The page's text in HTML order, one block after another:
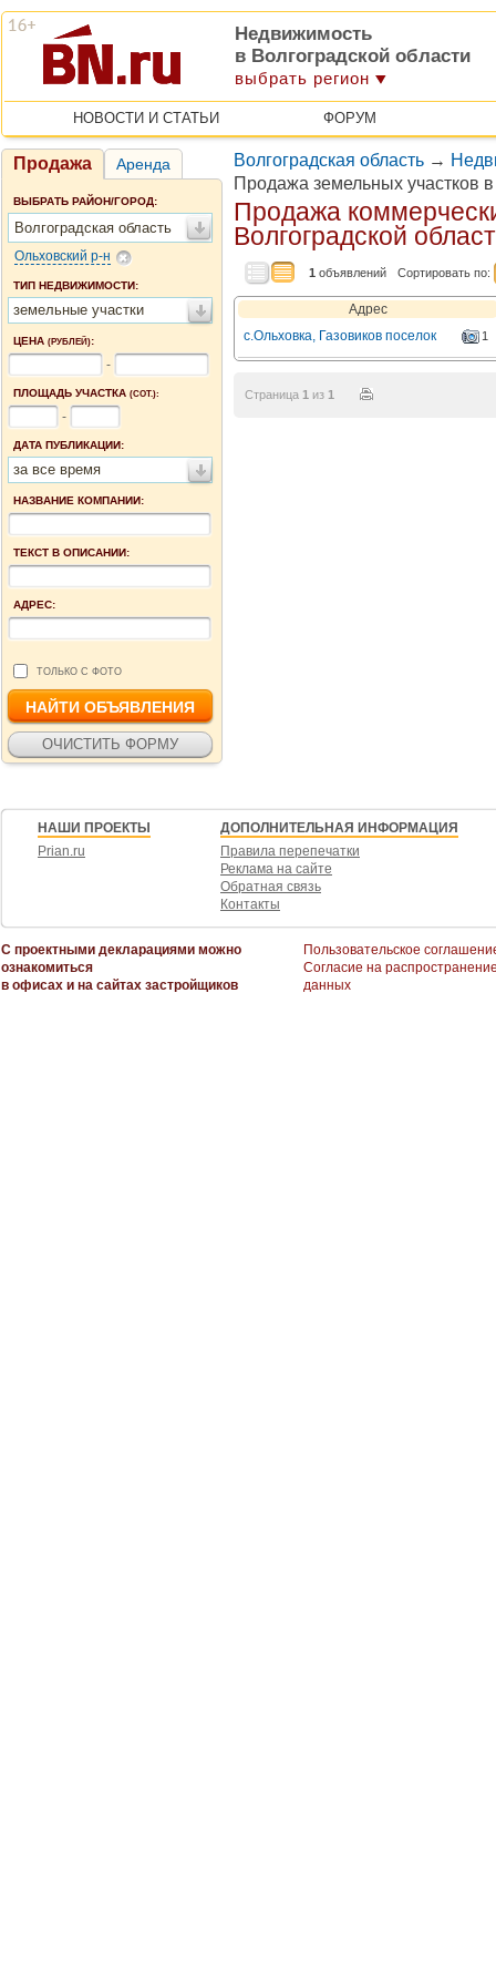
Недвижимость
в Волгоградской области
выбрать регион
НОВОСТИ И СТАТЬИ ФОРУМ
Продажа Аренда
ВЫБРАТЬ РАЙОН/ГОРОД:
Волгоградская область
Ольховский р-н
ТИП НЕДВИЖИМОСТИ:
земельные участки
ЦЕНА (РУБЛЕЙ):
-
ПЛОЩАДЬ УЧАСТКА (СОТ.):
-
ДАТА ПУБЛИКАЦИИ:
за все время
НАЗВАНИЕ КОМПАНИИ:
ТЕКСТ В ОПИСАНИИ:
АДРЕС:
ТОЛЬКО С ФОТО
Волгоградская область →
Продажа земельных участков
Продажа
Волгоградской
1 объявлений Сортировать по:
Адрес
с.Ольховка, Газовиков поселок
1
Страница 1 из 1
НАШИ ПРОЕКТЫ
Prian.ru
ДОПОЛНИТЕЛЬНАЯ ИНФОРМАЦИЯ
Правила перепечатки
Реклама на сайте
Обратная связь
Контакты
С проектными декларациями можно
ознакомиться
в офисах и на сайтах застройщиков
Пользовательское
Согласие на
данных